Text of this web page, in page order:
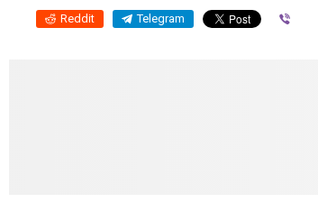
Reddit Telegram